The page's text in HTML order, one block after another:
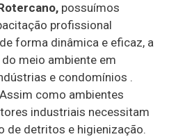
possuímos
profissional
forma dinâmica e eficaz, a
meio ambiente em
e condomínios .
Assim como ambientes
industriais necessitam
de detritos e higienização.